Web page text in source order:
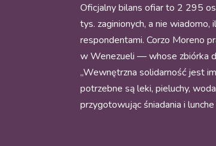
Oficjalny bilans ofiar to 2 295
tys. zaginionych, a nie
respondentami. Corzo Moreno
w Wenezueli — whose zbiórka
„Wewnętrzna solidarność jest
potrzebne są leki, pieluchy,
przygotowując śniadania i